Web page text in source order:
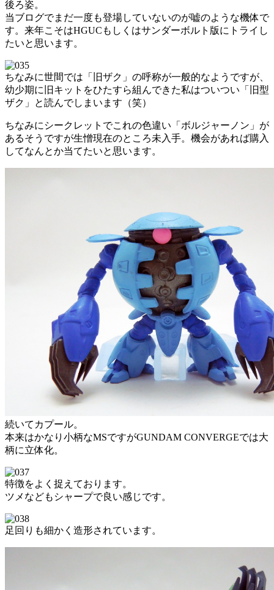
後ろ姿。
当ブログでまだ一度も登場していないのが嘘のような機体で
す。来年こそはHGUCもしくはサンダーボルト版にトライし
たいと思います。
ちなみに世間では「旧ザク」の呼称が一般的なようですが、
幼少期に旧キットをひたすら組んできた私はついつい「旧型
ザク」と読んでしまいます（笑）
ちなみにシークレットでこれの色違い「ボルジャーノン」が
あるそうですが生憎現在のところ未入手。機会があれば購入
してなんとか当てたいと思います。
続いてカプール。
本来はかなり小柄なMSですがGUNDAM CONVERGEでは大
柄に立体化。
特徴をよく捉えております。
ツメなどもシャープで良い感じです。
足回りも細かく造形されています。